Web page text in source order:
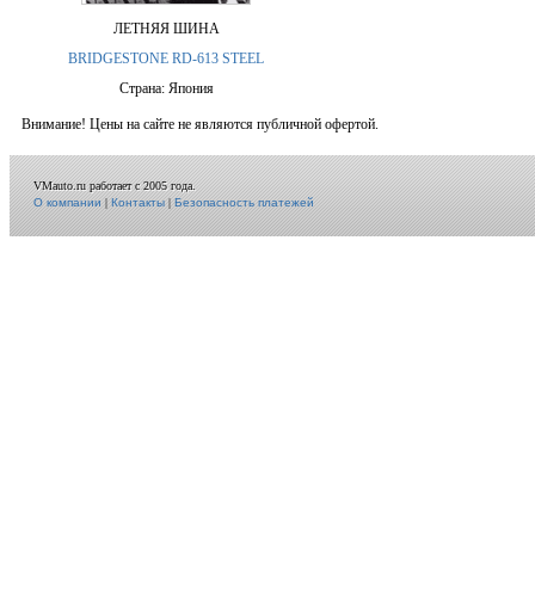
ЛЕТНЯЯ ШИНА
BRIDGESTONE RD-613 STEEL
Страна: Япония
Внимание! Цены на сайте не являются публичной офертой.
VMauto.ru работает с 2005 года.
О компании|Контакты|Безопасность платежей